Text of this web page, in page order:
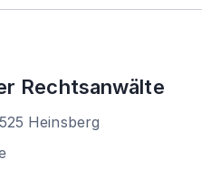
Rechtsanwälte
Heinsberg